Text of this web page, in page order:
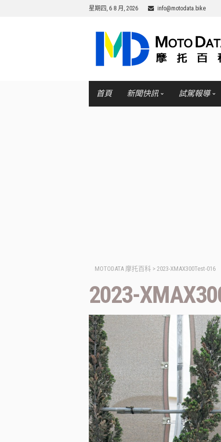
星期四, 6 8 月, 2026 info@motodata.bike
首頁 新聞快訊 試駕報導
MOTODATA 摩托百科 > 2023-XMAX300Test-016
2023-